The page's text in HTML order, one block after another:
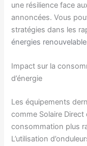
une résilience face
annoncées. Vous
stratégies dans les
énergies
Impact sur la
d’énergie
Les équipements
comme Solaire
consommation plus
L’utilisation